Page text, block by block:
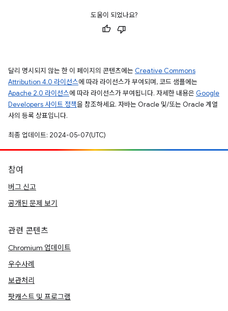
도움이 되었나요?
달리 명시되지 않는 한 이 페이지의 콘텐츠에는 Creative Commons
Attribution 4.0 라이선스에 따라 라이선스가 부여되며, 코드 샘플에는
Apache 2.0 라이선스에 따라 라이선스가 부여됩니다. 자세한 내용은 Google
Developers 사이트 정책을 참조하세요. 자바는 Oracle 및/또는 Oracle 계열
사의 등록 상표입니다.
최종 업데이트: 2024-05-07(UTC)
참여
버그 신고
공개된 문제 보기
관련 콘텐츠
Chromium 업데이트
우수사례
보관처리
팟캐스트 및 프로그램